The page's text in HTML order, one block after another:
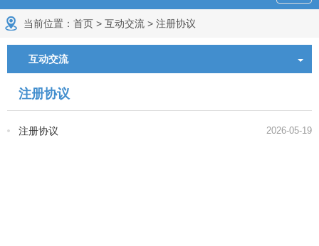
当前位置： 首页 > 互动交流 > 注册协议
互动交流
注册协议
2026-05-19
注册协议